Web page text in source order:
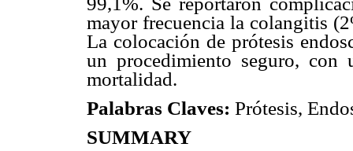
mayor frecuencia la colangitis
La colocación de prótesis
un procedimiento seguro, con
mortalidad.
Palabras Claves: Prótesis,
SUMMARY